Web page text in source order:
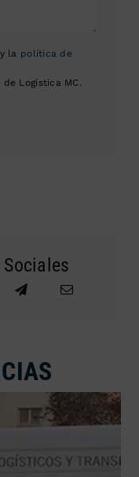
y la política de
Logística MC.